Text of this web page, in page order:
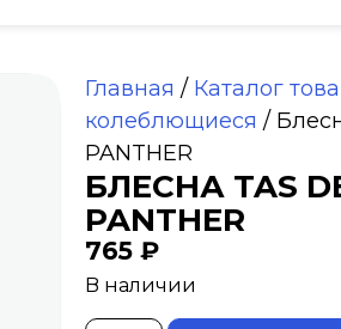
Главная / Каталог
колеблющиеся /
PANTHER
БЛЕСНА TAS
PANTHER
765 ₽
В наличии